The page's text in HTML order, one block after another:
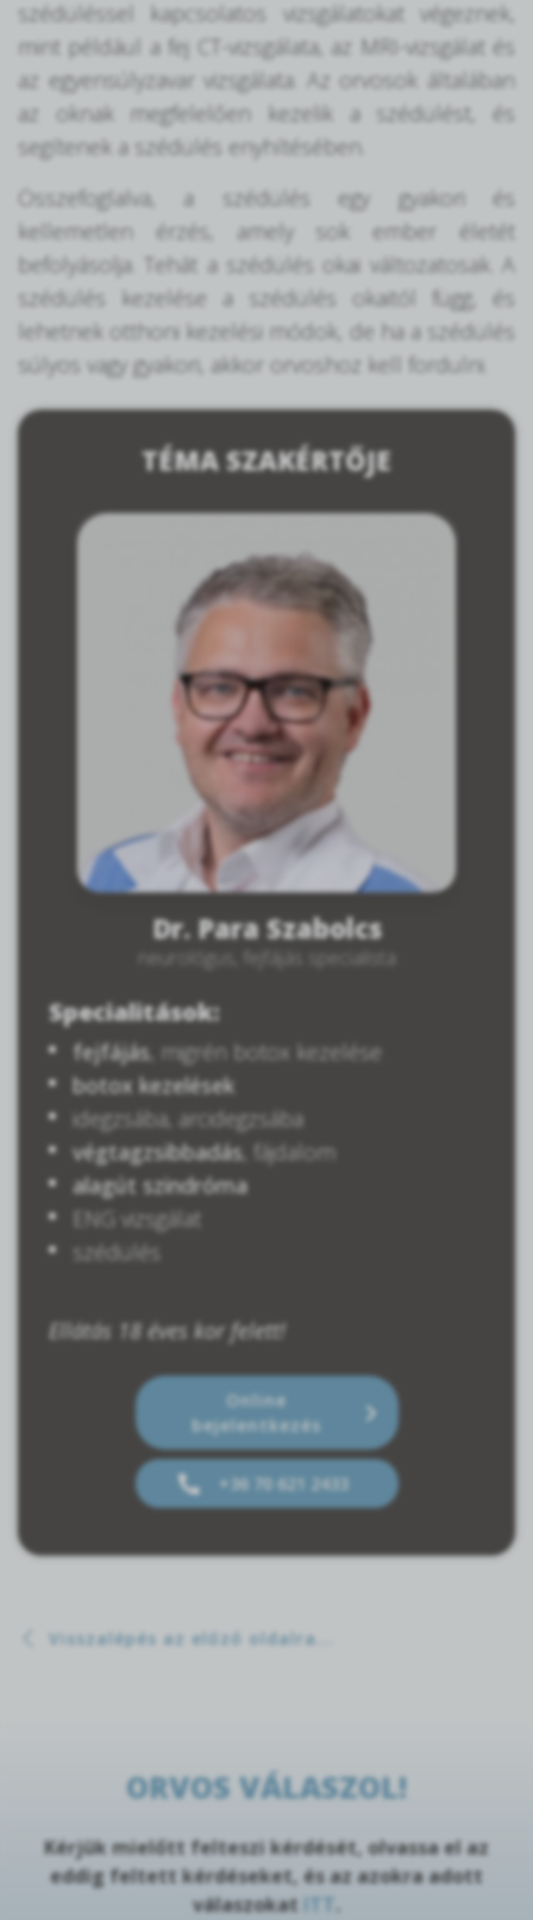
szédüléssel kapcsolatos vizsgálatokat végeznek,
mint például a fej CT-vizsgálata, az MRI-vizsgálat és
az egyensúlyzavar vizsgálata. Az orvosok általában
az oknak megfelelően kezelik a szédülést, és
segítenek a szédülés enyhítésében.
Összefoglalva, a szédülés egy gyakori és
kellemetlen érzés, amely sok ember életét
befolyásolja. Tehát a szédülés okai változatosak. A
szédülés kezelése a szédülés okaitól függ, és
lehetnek otthoni kezelési módok, de ha a szédülés
súlyos vagy gyakori, akkor orvoshoz kell fordulni.
TÉMA SZAKÉRTŐJE
Dr. Para Szabolcs
neurológus, fejfájás specialista
Specialitások:
fejfájás, migrén botox kezelése
botox kezelések
idegzsába, arcidegzsába
végtagzsibbadás, fájdalom
alagút szindróma
ENG vizsgálat
szédülés
Ellátás 18 éves kor felett!
Online
bejelentkezés
+36 70 621 2433
Visszalépés az előző oldalra...
ORVOS VÁLASZOL!
Kérjük mielőtt felteszi kérdését, olvassa el az
eddig feltett kérdéseket, és az azokra adott
válaszokat